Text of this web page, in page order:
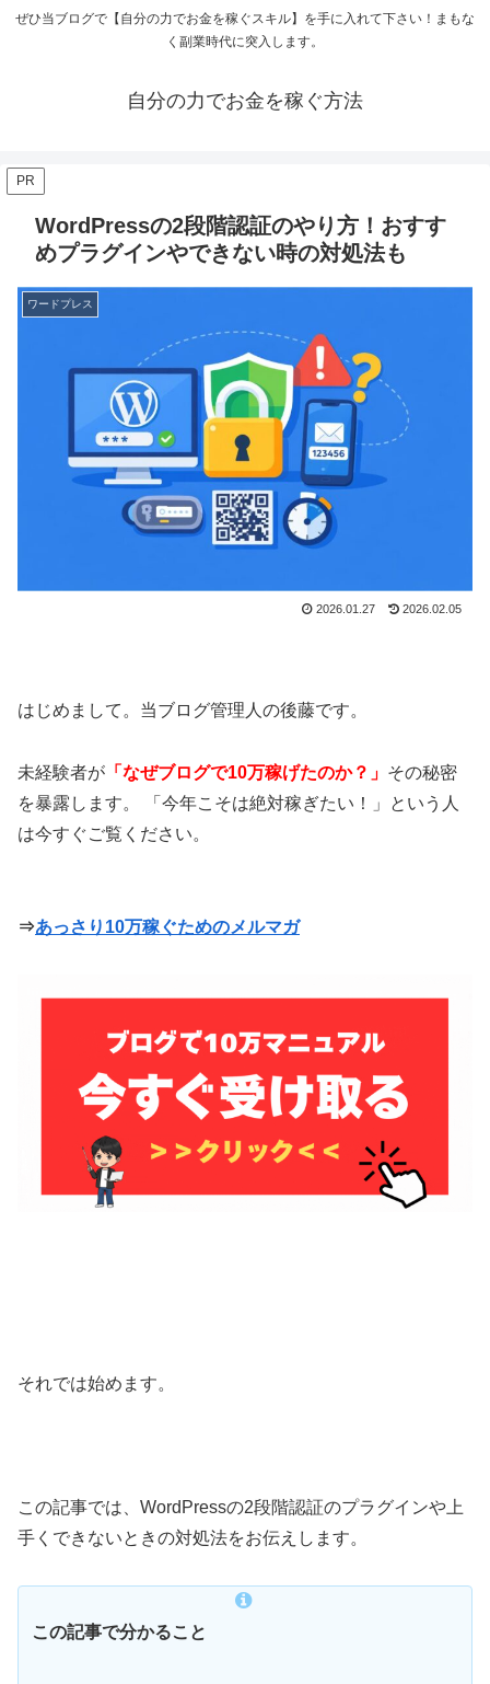
ぜひ当ブログで【自分の力でお金を稼ぐスキル】を手に入れて下さい！まもな
く副業時代に突入します。
自分の力でお金を稼ぐ方法
PR
WordPressの2段階認証のやり方！おすす
めプラグインやできない時の対処法も
ワードプレス
2026.01.27 2026.02.05
はじめまして。当ブログ管理人の後藤です。
未経験者が 「なぜブログで10万稼げたのか？」 その秘密
を暴露します。 「今年こそは絶対稼ぎたい！」という人
は今すぐご覧ください。
⇒あっさり10万稼ぐためのメルマガ
それでは始めます。
この記事では、WordPressの2段階認証のプラグインや上
手くできないときの対処法をお伝えします。
この記事で分かること